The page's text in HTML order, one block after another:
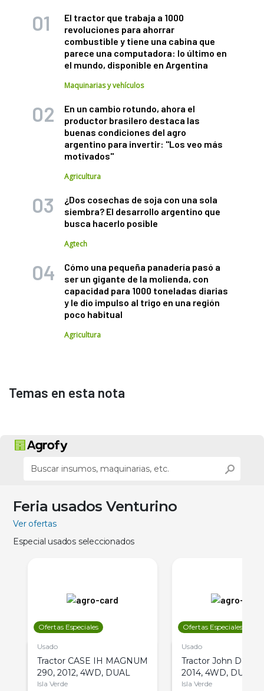
El tractor que trabaja a 1000
revoluciones para ahorrar
combustible y tiene una cabina que
parece una computadora: lo último en
el mundo, disponible en Argentina
Maquinarias y vehículos
En un cambio rotundo, ahora el
productor brasilero destaca las
buenas condiciones del agro
argentino para invertir: "Los veo más
motivados"
Agricultura
¿Dos cosechas de soja con una sola
siembra? El desarrollo argentino que
busca hacerlo posible
Agtech
Cómo una pequeña panadería pasó a
ser un gigante de la molienda, con
capacidad para 1000 toneladas diarias
y le dio impulso al trigo en una región
poco habitual
Agricultura
Temas en esta nota
Feria usados Venturino
Ver ofertas
Especial usados seleccionados
Ofertas Especiales
Usado
Tractor CASE IH MAGNUM
290, 2012, 4WD, DUAL
Isla Verde
Ofertas Especiales
Usado
Tractor John Deere
2014, 4WD, DUAL
Isla Verde